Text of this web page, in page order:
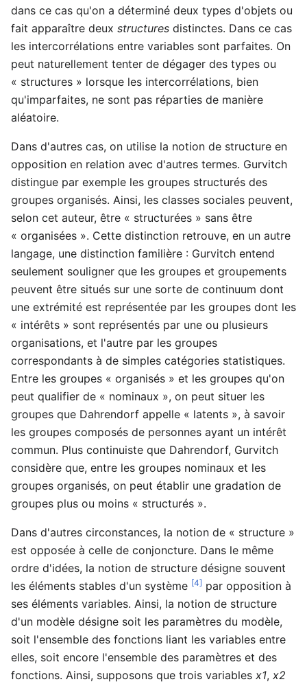
dans ce cas qu'on a déterminé deux types d'objets ou
fait apparaître deux structures distinctes. Dans ce cas
les intercorrélations entre variables sont parfaites. On
peut naturellement tenter de dégager des types ou
« structures » lorsque les intercorrélations, bien
qu'imparfaites, ne sont pas réparties de manière
aléatoire.
Dans d'autres cas, on utilise la notion de structure en
opposition en relation avec d'autres termes. Gurvitch
distingue par exemple les groupes structurés des
groupes organisés. Ainsi, les classes sociales peuvent,
selon cet auteur, être « structurées » sans être
« organisées ». Cette distinction retrouve, en un autre
langage, une distinction familière : Gurvitch entend
seulement souligner que les groupes et groupements
peuvent être situés sur une sorte de continuum dont
une extrémité est représentée par les groupes dont les
« intérêts » sont représentés par une ou plusieurs
organisations, et l'autre par les groupes
correspondants à de simples catégories statistiques.
Entre les groupes « organisés » et les groupes qu'on
peut qualifier de « nominaux », on peut situer les
groupes que Dahrendorf appelle « latents », à savoir
les groupes composés de personnes ayant un intérêt
commun. Plus continuiste que Dahrendorf, Gurvitch
considère que, entre les groupes nominaux et les
groupes organisés, on peut établir une gradation de
groupes plus ou moins « structurés ».
Dans d'autres circonstances, la notion de « structure »
est opposée à celle de conjoncture. Dans le même
ordre d'idées, la notion de structure désigne souvent
les éléments stables d'un système [4] par opposition à
ses éléments variables. Ainsi, la notion de structure
d'un modèle désigne soit les paramètres du modèle,
soit l'ensemble des fonctions liant les variables entre
elles, soit encore l'ensemble des paramètres et des
fonctions. Ainsi, supposons que trois variables x1, x2